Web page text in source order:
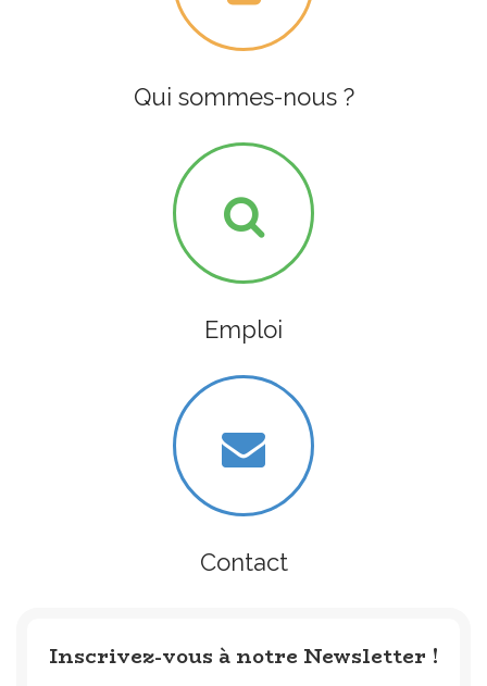
Qui sommes-nous ?
Emploi
Contact
Inscrivez-vous à notre Newsletter !